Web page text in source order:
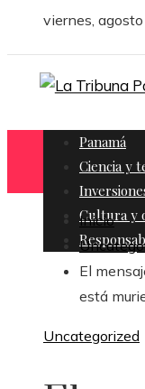
viernes,
Panamá
Ciencia y
Cultura y
Inicio
El
está
Uncategorized